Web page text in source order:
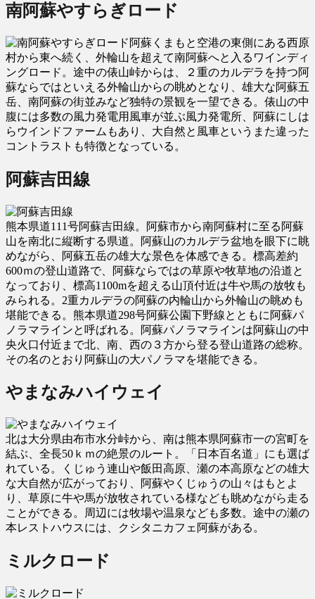
南阿蘇やすらぎロード
阿蘇くまもと空港の東側にある西原
村から東へ続く、外輪山を超えて南阿蘇へと入るワインディ
ングロード。途中の俵山峠からは、２重のカルデラを持つ阿
蘇ならではといえる外輪山からの眺めとなり、雄大な阿蘇五
岳、南阿蘇の街並みなど独特の景観を一望できる。俵山の中
腹には多数の風力発電用風車が並ぶ風力発電所、阿蘇にしは
らウインドファームもあり、大自然と風車というまた違った
コントラストも特徴となっている。
阿蘇吉田線
熊本県道111号阿蘇吉田線。阿蘇市から南阿蘇村に至る阿蘇
山を南北に縦断する県道。阿蘇山のカルデラ盆地を眼下に眺
めながら、阿蘇五岳の雄大な景色を体感できる。標高差約
600ｍの登山道路で、阿蘇ならではの草原や牧草地の沿道と
なっており、標高1100mを超える山頂付近は牛や馬の放牧も
みられる。2重カルデラの阿蘇の内輪山から外輪山の眺めも
堪能できる。熊本県道298号阿蘇公園下野線とともに阿蘇パ
ノラマラインと呼ばれる。阿蘇パノラマラインは阿蘇山の中
央火口付近まで北、南、西の３方から登る登山道路の総称。
その名のとおり阿蘇山の大パノラマを堪能できる。
やまなみハイウェイ
北は大分県由布市水分峠から、南は熊本県阿蘇市一の宮町を
結ぶ、全長50ｋｍの絶景のルート。「日本百名道」にも選ば
れている。くじゅう連山や飯田高原、瀬の本高原などの雄大
な大自然が広がっており、阿蘇やくじゅうの山々はもとよ
り、草原に牛や馬が放牧されている様なども眺めながら走る
ことができる。周辺には牧場や温泉なども多数。途中の瀬の
本レストハウスには、クシタニカフェ阿蘇がある。
ミルクロード